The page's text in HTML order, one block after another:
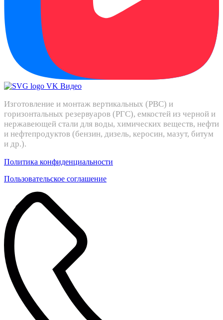
Изготовление и монтаж вертикальных (РВС) и
горизонтальных резервуаров (РГС), емкостей из черной и
нержавеющей стали для воды, химических веществ, нефти
и нефтепродуктов (бензин, дизель, керосин, мазут, битум
и др.).
Политика конфиденциальности
Пользовательское соглашение